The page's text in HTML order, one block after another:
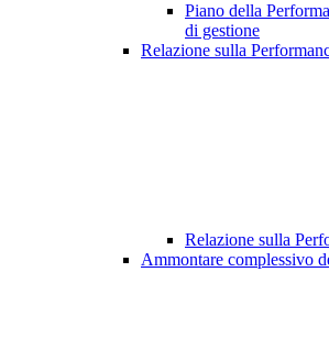
Piano della
di gestione
Relazione sulla
Relazione sulla
Ammontare complessivo